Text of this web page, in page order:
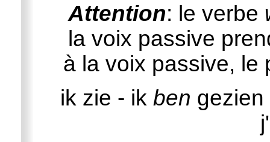
Attention: le verbe
la voix passive
à la voix passive, le
ik zie - ik ben gezien